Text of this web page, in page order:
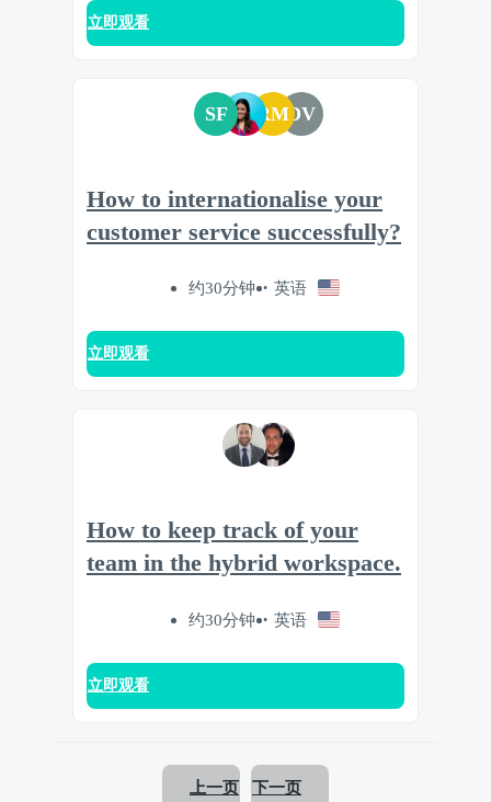
立即观看
SF RMDV
How to internationalise your
customer service successfully?
约30分钟 英语
立即观看
How to keep track of your
team in the hybrid workspace.
约30分钟 英语
立即观看
上一页 下一页